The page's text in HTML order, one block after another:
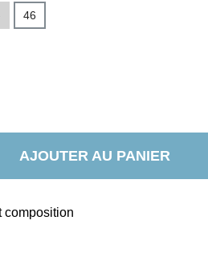
46
AJOUTER AU PANIER
composition